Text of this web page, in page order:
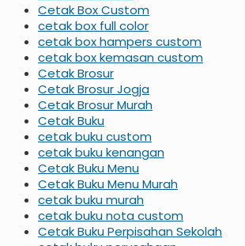
Cetak Box Custom
cetak box full color
cetak box hampers custom
cetak box kemasan custom
Cetak Brosur
Cetak Brosur Jogja
Cetak Brosur Murah
Cetak Buku
cetak buku custom
cetak buku kenangan
Cetak Buku Menu
Cetak Buku Menu Murah
cetak buku murah
cetak buku nota custom
Cetak Buku Perpisahan Sekolah